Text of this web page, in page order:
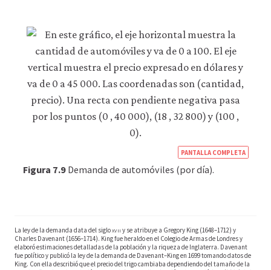
aceptas.
vendemos
datos
personales
fin.
Para
obtener
PANTALLA COMPLETA
Figura 7.9 Demanda de automóviles (por día).
La ley de la demanda data del sigloxvii y se atribuye a Gregory King (1648–1712) y
Charles Davenant (1656–1714). King fue heraldo en el Colegio de Armas de Londres y
elaboró estimaciones detalladas de la población y la riqueza de Inglaterra. Davenant
fue político y publicó la ley de la demanda de Davenant–King en 1699 tomando datos de
King. Con ella describió que el precio del trigo cambiaba dependiendo del tamaño de la